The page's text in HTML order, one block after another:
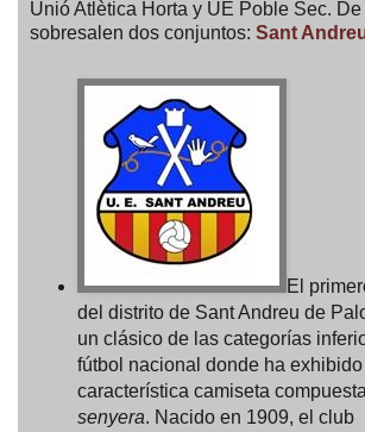
Unió Atlètica Horta y UE Poble Sec.
sobresalen dos conjuntos: Sant
El
del distrito de Sant Andreu de
un clásico de las categorías
fútbol nacional donde ha exhibido
característica camiseta
senyera. Nacido en 1909, el club